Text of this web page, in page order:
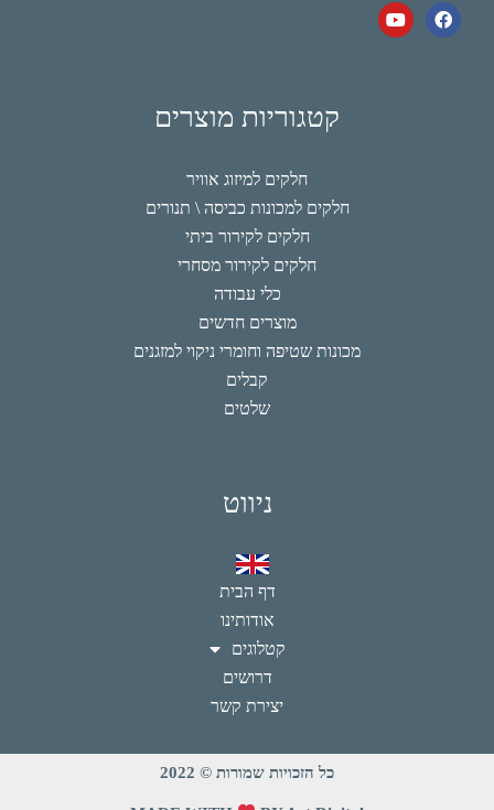
קטגוריות מוצרים
חלקים למיזוג אוויר
חלקים למכונות כביסה \ תנורים
חלקים לקירור ביתי
חלקים לקירור מסחרי
כלי עבודה
מוצרים חדשים
מכונות שטיפה וחומרי ניקוי למזגנים
קבלים
שלטים
ניווט
דף הבית
אודותינו
קטלוגים
דרושים
יצירת קשר
כל הזכויות שמורות © 2022